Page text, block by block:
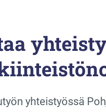
yhteistyössä